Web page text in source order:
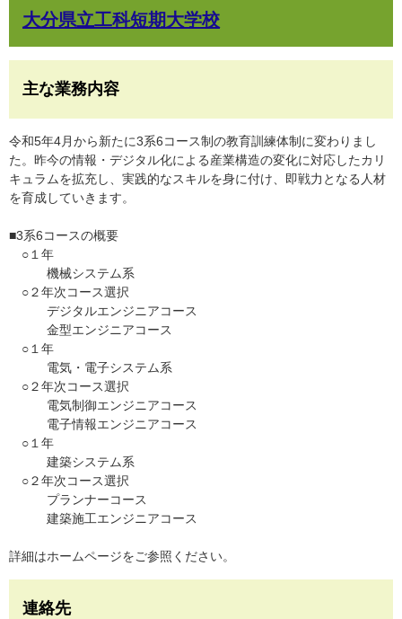
大分県立工科短期大学校
主な業務内容
令和5年4月から新たに3系6コース制の教育訓練体制に変わりまし
た。昨今の情報・デジタル化による産業構造の変化に対応したカリ
キュラムを拡充し、実践的なスキルを身に付け、即戦力となる人材
を育成していきます。
■3系6コースの概要
○１年
機械システム系
○２年次コース選択
デジタルエンジニアコース
金型エンジニアコース
○１年
電気・電子システム系
○２年次コース選択
電気制御エンジニアコース
電子情報エンジニアコース
○１年
建築システム系
○２年次コース選択
プランナーコース
建築施工エンジニアコース
詳細はホームページをご参照ください。
連絡先